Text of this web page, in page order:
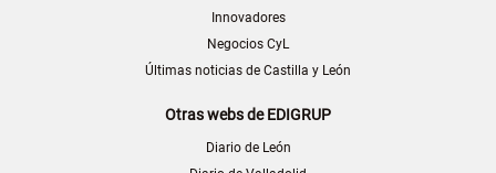
Innovadores
Negocios CyL
Últimas noticias de Castilla y León
Otras webs de EDIGRUP
Diario de León